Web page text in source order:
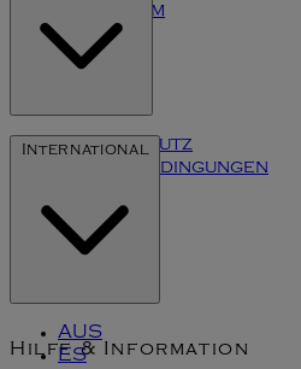
Impressum
Datenschutz
Inhaltsbedingungen
Klarna
International
AUS
ES
Hilfe & Information